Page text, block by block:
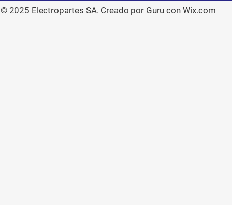
© 2025 Electropartes SA. Creado por Guru con Wix.com